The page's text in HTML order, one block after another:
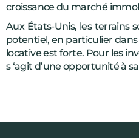
croissance du marché
Aux États-Unis, les terrains
potentiel, en particulier
locative est forte. Pour les
s ‘agit d’une opportunité à